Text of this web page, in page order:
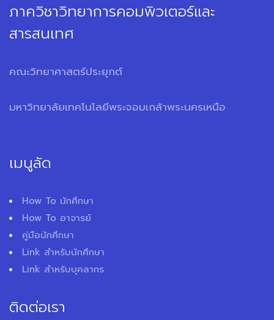
ภาควิชาวิทยาการคอมพิวเตอร์และ
สารสนเทศ
คณะวิทยาศาสตร์ประยุกต์
มหาวิทยาลัยเทคโนโลยีพระจอมเกล้าพระนครเหนือ
เมนูลัด
How To นักศึกษา
How To อาจารย์
คู่มือนักศึกษา
Link สำหรับนักศึกษา
Link สำหรับบุคลากร
ติดต่อเรา